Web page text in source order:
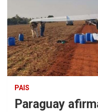
PAIS
Paraguay